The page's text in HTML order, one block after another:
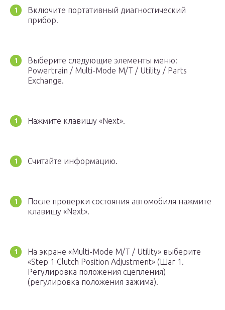
Включите портативный диагностический
прибор.
Выберите следующие элементы меню:
Powertrain / Multi-Mode M/T / Utility / Parts
Exchange.
Нажмите клавишу «Next».
Считайте информацию.
После проверки состояния автомобиля нажмите
клавишу «Next».
На экране «Multi-Mode M/T / Utility» выберите
«Step 1 Clutch Position Adjustment» (Шаг 1.
Регулировка положения сцепления)
(регулировка положения зажима).